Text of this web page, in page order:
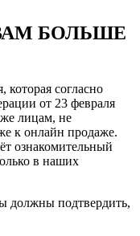
БОЛЬШЕ
согласно
от 23 февраля
лицам, не
к онлайн продаже.
ознакомительный
в наших
должны подтвердить,